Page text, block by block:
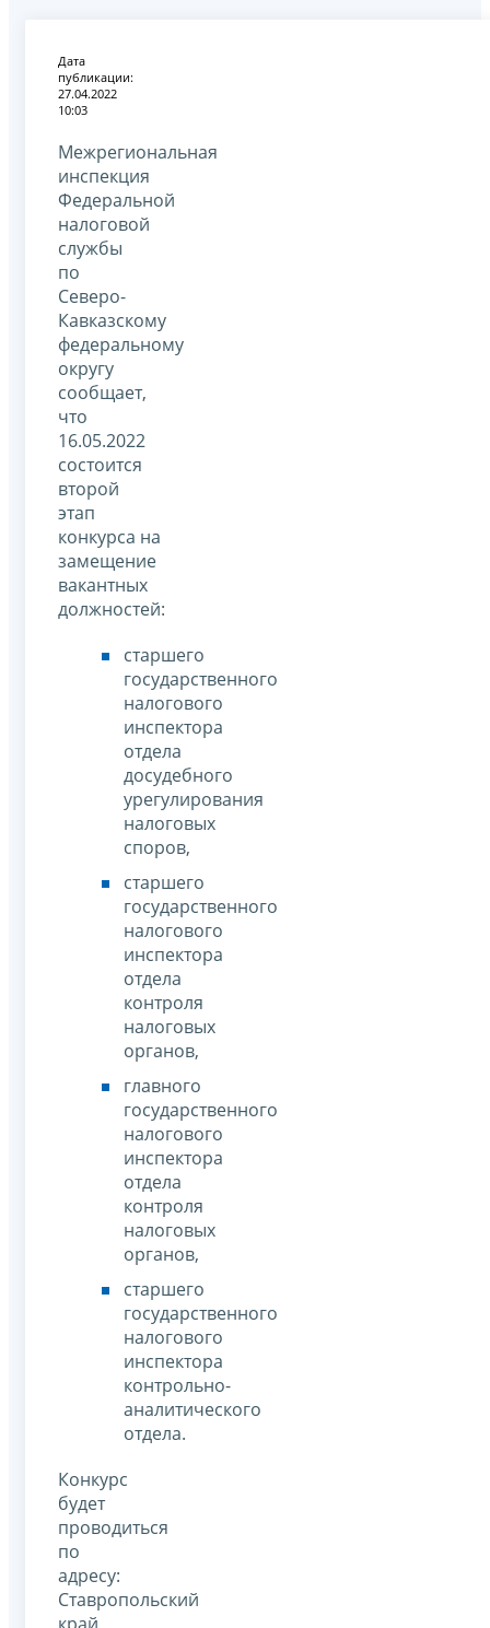
Дата
публикации:
27.04.2022
10:03
Межрегиональная
инспекция
Федеральной
налоговой
службы
по
Северо-
Кавказскому
федеральному
округу
сообщает,
что
16.05.2022
состоится
второй
этап
конкурса на
замещение
вакантных
должностей:
старшего
государственного
налогового
инспектора
отдела
досудебного
урегулирования
налоговых
споров,
старшего
государственного
налогового
инспектора
отдела
контроля
налоговых
органов,
главного
государственного
налогового
инспектора
отдела
контроля
налоговых
органов,
старшего
государственного
налогового
инспектора
контрольно-
аналитического
отдела.
Конкурс
будет
проводиться
по
адресу:
Ставропольский